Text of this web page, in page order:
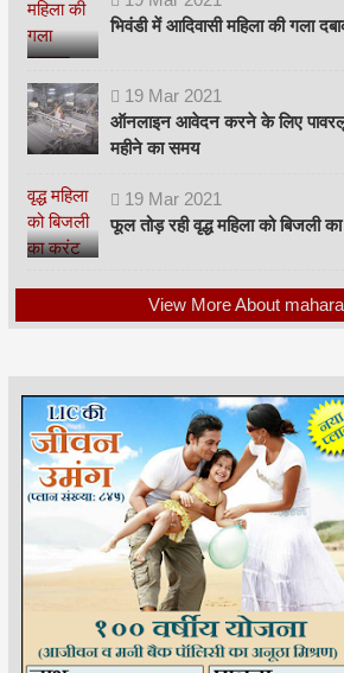
भिवंडी में आदिवासी महिला की गला
19 Mar 2021
ऑनलाइन आवेदन करने के लिए
महीने का समय
19 Mar 2021
फूल तोड़ रही वृद्ध महिला को बिजली
View More About